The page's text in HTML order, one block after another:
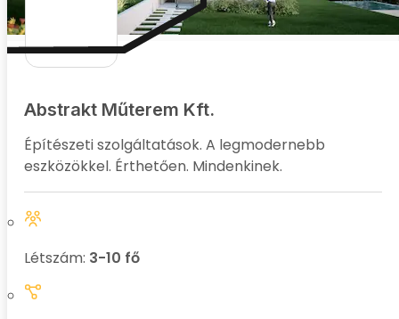
Abstrakt Műterem Kft.
Építészeti szolgáltatások. A legmodernebb
eszközökkel. Érthetően. Mindenkinek.
Létszám: 3-10 fő